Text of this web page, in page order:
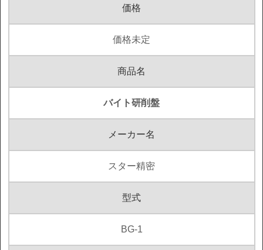
価格
価格未定
商品名
バイト研削盤
メーカー名
スター精密
型式
BG-1